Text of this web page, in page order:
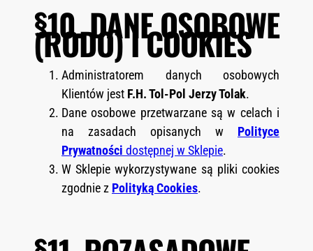
§10. DANE OSOBOWE
(RODO) I COOKIES
Administratorem danych osobowych
Klientów jest F.H. Tol-Pol Jerzy Tolak.
Dane osobowe przetwarzane są w celach i
na zasadach opisanych w Polityce
Prywatności dostępnej w Sklepie.
W Sklepie wykorzystywane są pliki cookies
zgodnie z Polityką Cookies.